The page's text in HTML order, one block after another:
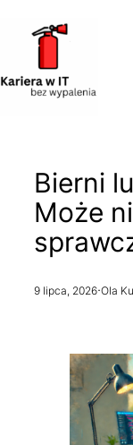
Bierni
Może
9 lipca, 2026·Ola